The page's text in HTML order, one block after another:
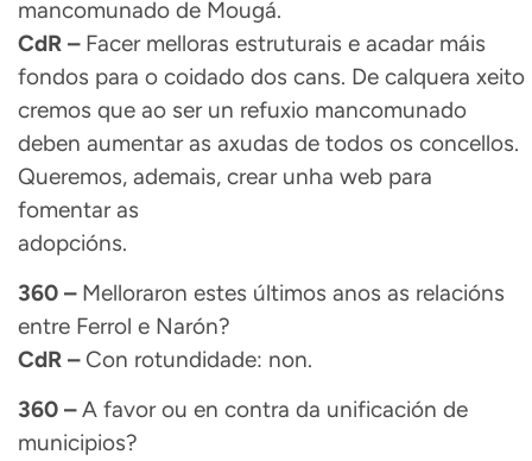
mancomunado de Mougá.
CdR –Facer melloras estruturais e acadar máis
fondos para o coidado dos cans. De calquera xeito
cremos que ao ser un refuxio mancomunado
deben aumentar as axudas de todos os concellos.
Queremos, ademais, crear unha web para
fomentar as
adopcións.
360 –Melloraron estes últimos anos as relacións
entre Ferrol e Narón?
CdR –Con rotundidade: non.
360 –A favor ou en contra da unificación de
municipios?